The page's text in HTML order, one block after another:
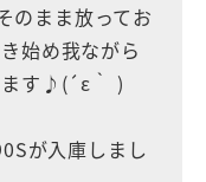
のまま放ってお
始め我ながら
ます♪(´ε｀ )
が入庫しまし